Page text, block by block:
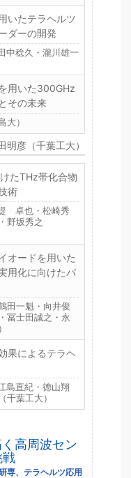
いたテラヘルツ
ダーの開発
中稔久・瀧川雄一
用いた300GHz
その未来
）
彦（千葉工大）
たTHz帯化合物
術
卓也・松崎秀
野坂秀之
オードを用いた
用化に向けたパ
田一魁・向井俊
冨士田誠之・永
果によるテラヘ
島直紀・徳山翔
千葉工大）
高周波セン
戦
専、テラヘルツ応用